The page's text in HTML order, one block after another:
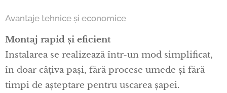
Avantaje tehnice și economice
Montaj rapid și eficient
Instalarea se realizează într-un mod simplificat,
în doar câțiva pași, fără procese umede și fără
timpi de așteptare pentru uscarea șapei.